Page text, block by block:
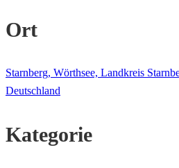
Ort
Starnberg, Wörthsee, Landkreis
Deutschland
Kategorie